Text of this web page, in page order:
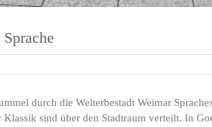
durch die Welterbestadt Weimar
sind über den Stadtraum verteilt. In